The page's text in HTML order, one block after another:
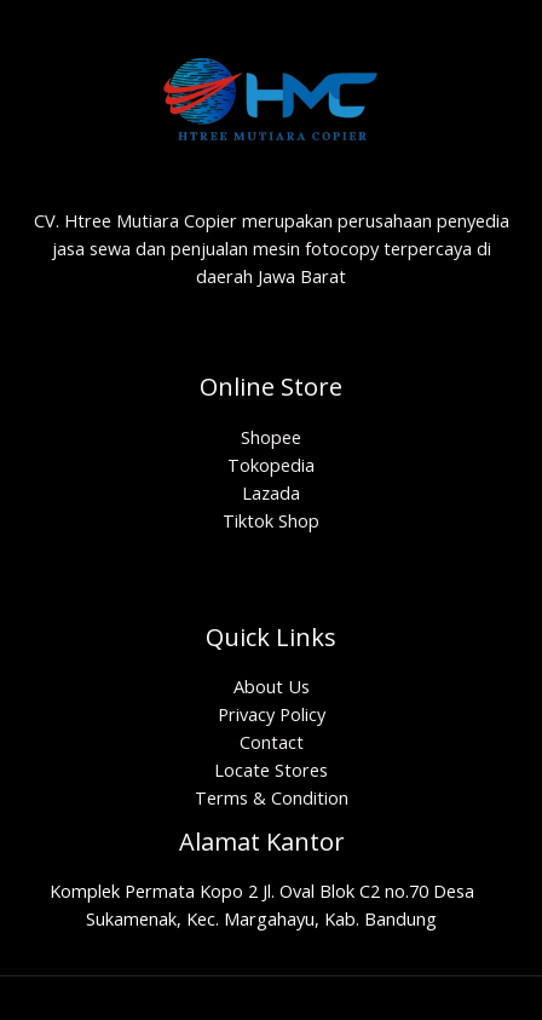
CV. Htree Mutiara Copier merupakan perusahaan penyedia
jasa sewa dan penjualan mesin fotocopy terpercaya di
daerah Jawa Barat
Online Store
Shopee
Tokopedia
Lazada
Tiktok Shop
Quick Links
About Us
Privacy Policy
Contact
Locate Stores
Terms & Condition
Alamat Kantor
Komplek Permata Kopo 2 Jl. Oval Blok C2 no.70 Desa
Sukamenak, Kec. Margahayu, Kab. Bandung